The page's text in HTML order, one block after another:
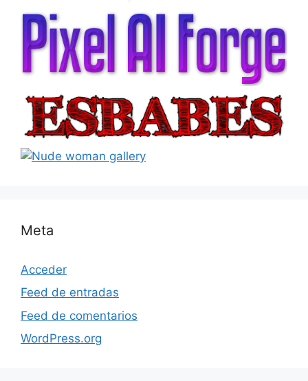
Meta
Acceder
Feed de entradas
Feed de comentarios
WordPress.org